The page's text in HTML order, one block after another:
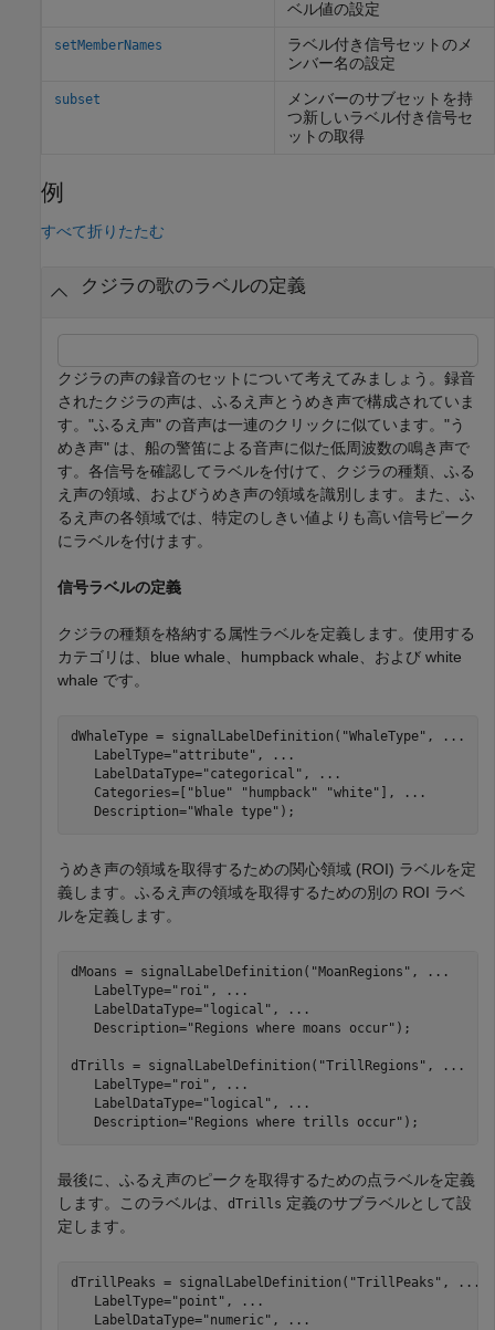
ベル値の設定
setMemberNames
ラベル付き信号セットのメ
ンバー名の設定
subset
メンバーのサブセットを持
つ新しいラベル付き信号セ
ットの取得
例
すべて折りたたむ
クジラの歌のラベルの定義
クジラの声の録音のセットについて考えてみましょう。録音
されたクジラの声は、ふるえ声とうめき声で構成されていま
す。 "ふるえ声" の音声は一連のクリックに似ています。 "う
めき声" は、船の警笛による音声に似た低周波数の鳴き声で
す。各信号を確認してラベルを付けて、クジラの種類、ふる
え声の領域、およびうめき声の領域を識別します。また、ふ
るえ声の各領域では、特定のしきい値よりも高い信号ピーク
にラベルを付けます。
信号ラベルの定義
クジラの種類を格納する属性ラベルを定義します。使用する
カテゴリは、blue whale、humpback whale、および white
whale です。
dWhaleType = signalLabelDefinition( "WhaleType" ,
...
   LabelType=
"attribute" ,
...
   LabelDataType=
"categorical" ,
...
   Categories=[
"blue" "humpback" "white" ],
...
   Description=
"Whale type" );
うめき声の領域を取得するための関心領域 (ROI) ラベルを定
義します。ふるえ声の領域を取得するための別の ROI ラベ
ルを定義します。
dMoans = signalLabelDefinition( "MoanRegions" ,
...
   LabelType=
"roi" ,
...
   LabelDataType=
"logical" ,
...
   Description=
"Regions where moans occur" );
dTrills = signalLabelDefinition( "TrillRegions" ,
...
   LabelType=
"roi" ,
...
   LabelDataType=
"logical" ,
...
   Description=
"Regions where trills occur" );
最後に、ふるえ声のピークを取得するための点ラベルを定義
します。このラベルは、 dTrills 定義のサブラベルとして設
定します。
dTrillPeaks = signalLabelDefinition( "TrillPeaks" ,
...
   LabelType=
"point" ,
...
   LabelDataType=
"numeric" ,
...